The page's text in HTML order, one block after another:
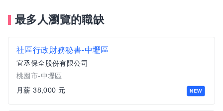
最多人瀏覽的職缺
NEW
社區行政財務秘書-中壢區
宜丞保全股份有限公司
桃園市-中壢區
月薪 38,000 元